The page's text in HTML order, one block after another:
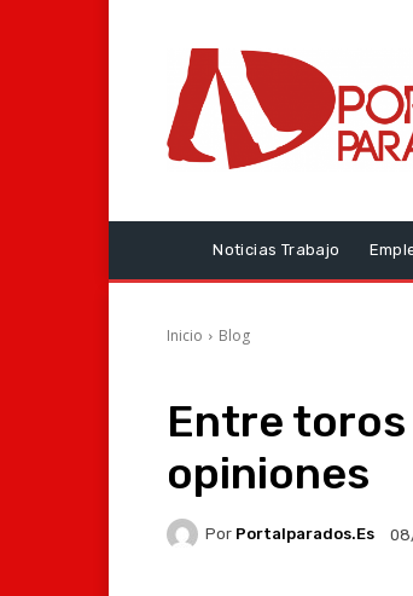
Noticias Trabajo
Inicio Blog
Entre toros
opiniones
Por Portalparados.es